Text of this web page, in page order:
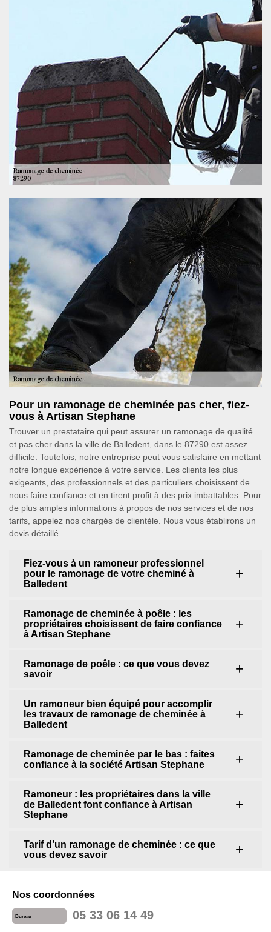
Pour un ramonage de cheminée pas cher, fiez-
vous à Artisan Stephane
Trouver un prestataire qui peut assurer un ramonage de qualité
et pas cher dans la ville de Balledent, dans le 87290 est assez
difficile. Toutefois, notre entreprise peut vous satisfaire en mettant
notre longue expérience à votre service. Les clients les plus
exigeants, des professionnels et des particuliers choisissent de
nous faire confiance et en tirent profit à des prix imbattables. Pour
de plus amples informations à propos de nos services et de nos
tarifs, appelez nos chargés de clientèle. Nous vous établirons un
devis détaillé.
Fiez-vous à un ramoneur professionnel
pour le ramonage de votre cheminé à
Balledent
Ramonage de cheminée à poêle : les
propriétaires choisissent de faire confiance
à Artisan Stephane
Ramonage de poêle : ce que vous devez
savoir
Un ramoneur bien équipé pour accomplir
les travaux de ramonage de cheminée à
Balledent
Ramonage de cheminée par le bas : faites
confiance à la société Artisan Stephane
Ramoneur : les propriétaires dans la ville
de Balledent font confiance à Artisan
Stephane
Tarif d’un ramonage de cheminée : ce que
vous devez savoir
Nos coordonnées
Bureau 05 33 06 14 49